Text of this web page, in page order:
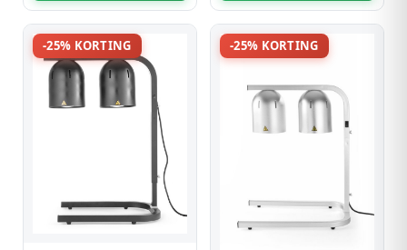
-25% KORTING -25% KORTING